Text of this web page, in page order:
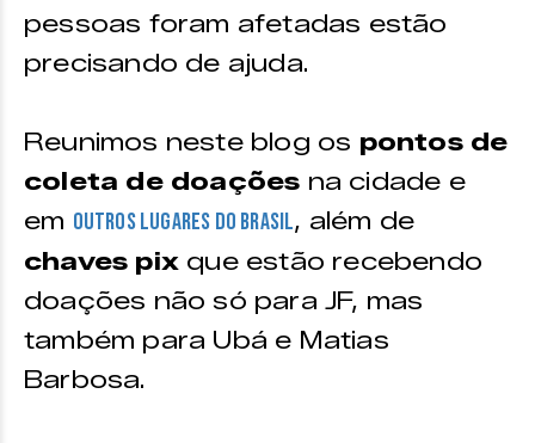
pessoas foram afetadas estão
precisando de ajuda.
Reunimos neste blog os pontos de
coleta de doações na cidade e
em outros lugares do Brasil, além de
chaves pix que estão recebendo
doações não só para JF, mas
também para Ubá e Matias
Barbosa.